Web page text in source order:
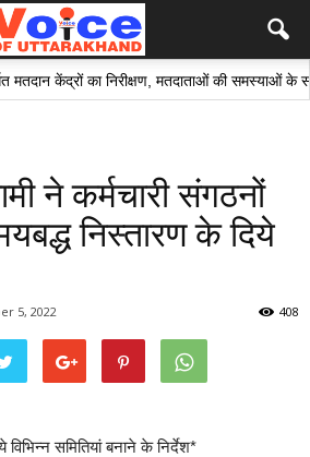
का निरीक्षण, मतदाताओं की समस्याओं के समाधान हेतु
ने कर्मचारी संगठनों
निस्तारण के दिये
5, 2022 408
समितियां बनाने के निर्देश*